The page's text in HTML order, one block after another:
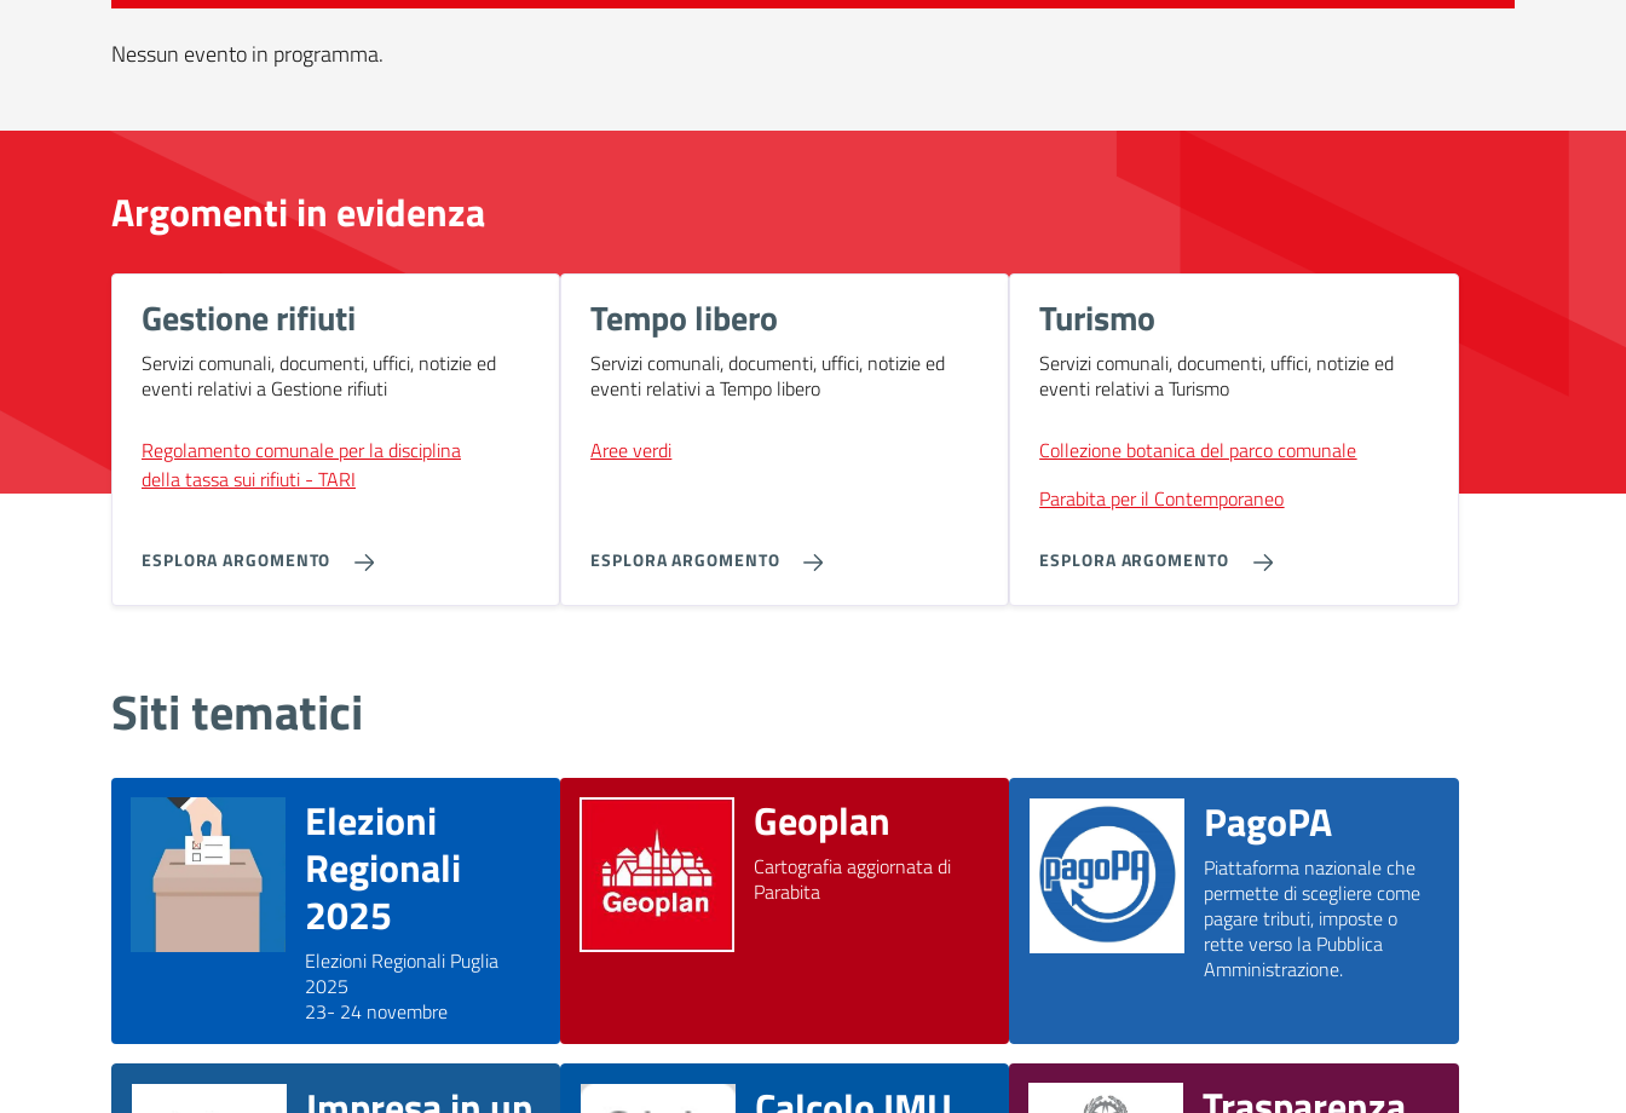
Nessun evento in programma.
Argomenti in evidenza
Gestione rifiuti
Servizi comunali, documenti, uffici, notizie ed
eventi relativi a Gestione rifiuti
Regolamento comunale per la disciplina
della tassa sui rifiuti - TARI
ESPLORA ARGOMENTO
Tempo libero
Servizi comunali, documenti, uffici, notizie ed
eventi relativi a Tempo libero
Aree verdi
ESPLORA ARGOMENTO
Turismo
Servizi comunali, documenti, uffici, notizie ed
eventi relativi a Turismo
Collezione botanica del parco comunale
Parabita per il Contemporaneo
ESPLORA ARGOMENTO
Siti tematici
Elezioni
Regionali
2025
Elezioni Regionali Puglia
2025
23- 24 novembre
Geoplan
Cartografia aggiornata di
Parabita
PagoPA
Piattaforma nazionale che
permette di scegliere come
pagare tributi, imposte o
rette verso la Pubblica
Amministrazione.